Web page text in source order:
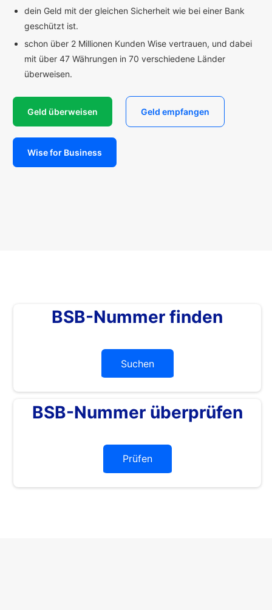
dein Geld mit der gleichen Sicherheit wie bei einer Bank
geschützt ist.
schon über 2 Millionen Kunden Wise vertrauen, und dabei
mit über 47 Währungen in 70 verschiedene Länder
überweisen.
Geld überweisen Geld empfangen
Wise for Business
BSB-Nummer finden
Suchen
BSB-Nummer überprüfen
Prüfen